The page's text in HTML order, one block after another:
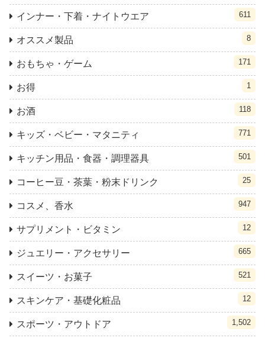
インナー・下着・ナイトウエア 611
オススメ製品 8
おもちゃ・ゲーム 171
お得 1
お酒 118
キッズ・ベビー・マタニティ 771
キッチン用品・食器・調理器具 501
コーヒー豆・茶葉・粉末ドリンク 25
コスメ、香水 947
サプリメント・ビタミン 12
ジュエリー・アクセサリー 665
スイーツ・お菓子 521
スキンケア・基礎化粧品 12
スポーツ・アウトドア 1,502